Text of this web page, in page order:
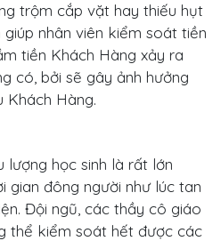
trộm cắp vặt hay thiếu hụt
nhân viên kiểm soát tiền
tiền Khách Hàng xảy ra
có, bởi sẽ gây ảnh hưởng
Khách Hàng.
lượng học sinh là rất lớn
gian đông người như lúc tan
Đội ngũ, các thầy cô giáo
thể kiểm soát hết được các